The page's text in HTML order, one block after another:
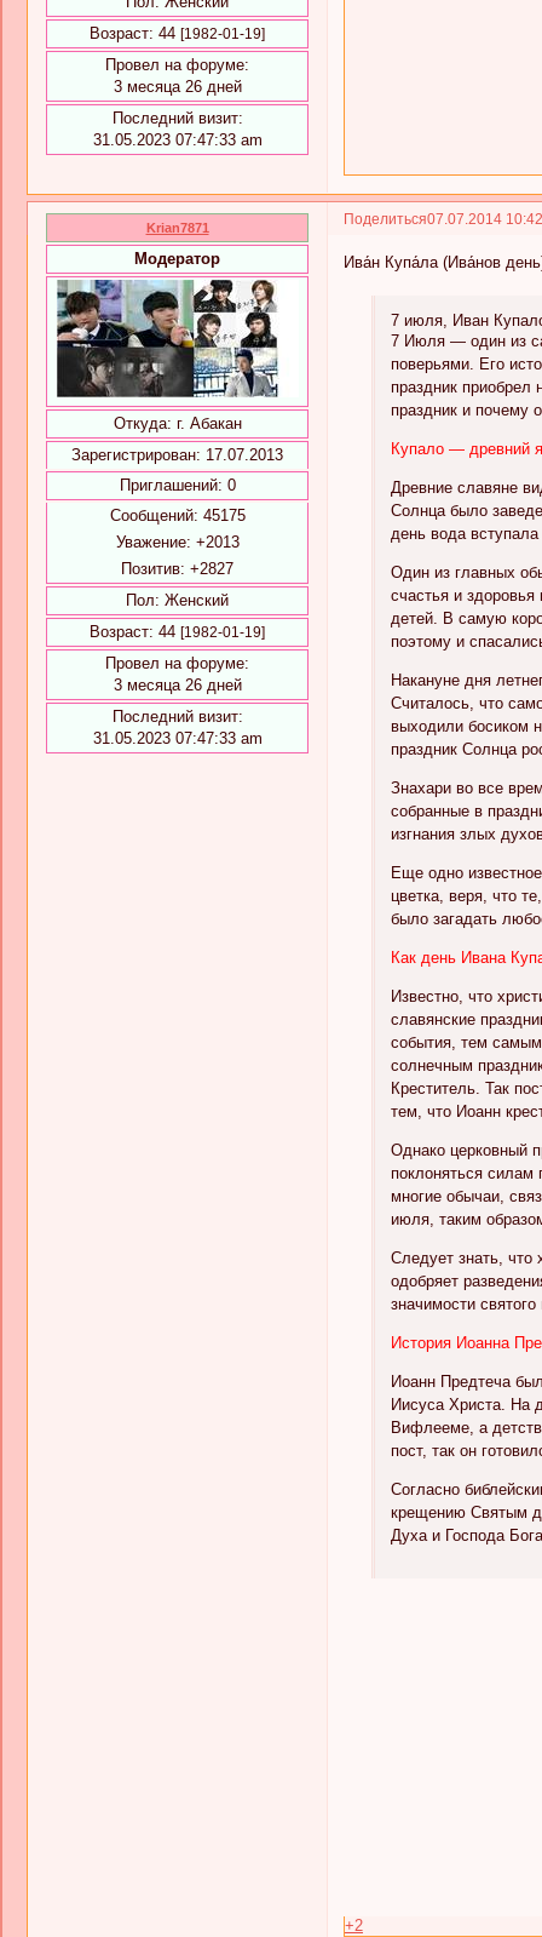
Возраст: 44 [1982-01-19]
Провел на форуме:
3 месяца 26 дней
Последний визит:
31.05.2023 07:47:33 am
Поделиться07.07.2014
Krian7871
Модератор
Откуда: г. Абакан
Зарегистрирован: 17.07.2013
Приглашений: 0
Сообщений: 45175
Уважение: +2013
Позитив: +2827
Пол: Женский
Возраст: 44 [1982-01-19]
Провел на форуме:
3 месяца 26 дней
Последний визит:
31.05.2023 07:47:33 am
Ива́н Купа́ла (Ива́нов
7 июля, Иван
7 Июля — один из
поверьями. Его
праздник приобрел
праздник и почему
Купало — древний
Древние славяне
Солнца было
день вода
Один из главных
счастья и
детей. В самую
поэтому и
Накануне дня
Считалось, что
выходили босиком
праздник Солнца
Знахари во все
собранные в
изгнания злых
Еще одно
цветка, веря, что
было загадать
Как день Ивана
Известно, что
славянские
события, тем
солнечным
Креститель. Так
тем, что Иоанн
Однако церковный
поклоняться
многие обычаи,
июля, таким
Следует знать, что
одобряет
значимости
История Иоанна
Иоанн Предтеча
Иисуса Христа. На
Вифлееме, а
пост, так он
Согласно
крещению Святым
Духа и Господа
+2